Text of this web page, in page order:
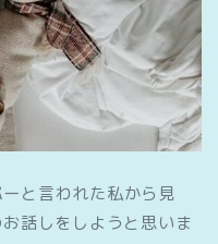
と言われた私から見
話しをしようと思いま